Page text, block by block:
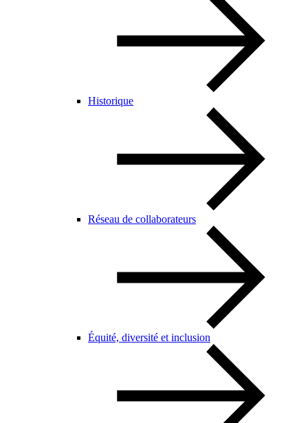
Historique
Réseau de collaborateurs
Équité, diversité et inclusion